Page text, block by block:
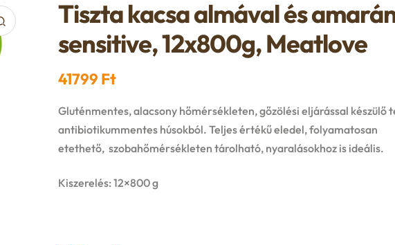
Tiszta kacsa almával és
sensitive, 12x800g, Meatlove
41799 Ft
Gluténmentes, alacsony hőmérsékleten, gőzölési eljárással készülő
antibiotikummentes húsokból. Teljes értékű eledel, folyamatosan
etethető, szobahőmérsékleten tárolható, nyaralásokhoz is ideális.
Kiszerelés: 12×800 g